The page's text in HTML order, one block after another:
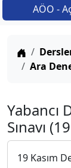
AÖO -
Anasayfa
Ara
Yabancı
Sınavı
19 Kasım